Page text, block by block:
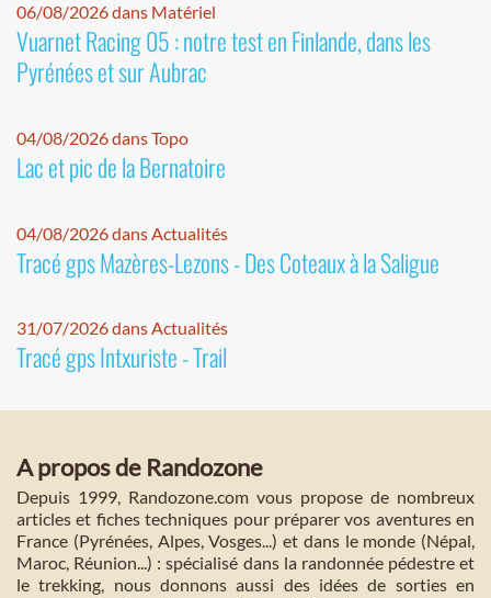
06/08/2026 dans Matériel
Vuarnet Racing 05 : notre test en Finlande, dans les
Pyrénées et sur Aubrac
04/08/2026 dans Topo
Lac et pic de la Bernatoire
04/08/2026 dans Actualités
Tracé gps Mazères-Lezons - Des Coteaux à la Saligue
31/07/2026 dans Actualités
Tracé gps Intxuriste - Trail
A propos de Randozone
Depuis 1999, Randozone.com vous propose de nombreux
articles et fiches techniques pour préparer vos aventures en
France (Pyrénées, Alpes, Vosges...) et dans le monde (Népal,
Maroc, Réunion...) : spécialisé dans la randonnée pédestre et
le trekking, nous donnons aussi des idées de sorties en